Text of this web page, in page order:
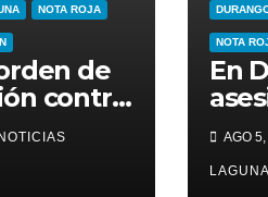
NOTA ROJA
de
contra
NOTICIAS
NOTA
En
AGO
LAGUNA